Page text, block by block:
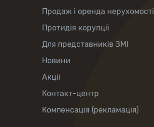
Продаж і оренда нерухомості
Протидія корупції
Для представників ЗМІ
Новини
Акції
Контакт-центр
Компенсація (рекламація)